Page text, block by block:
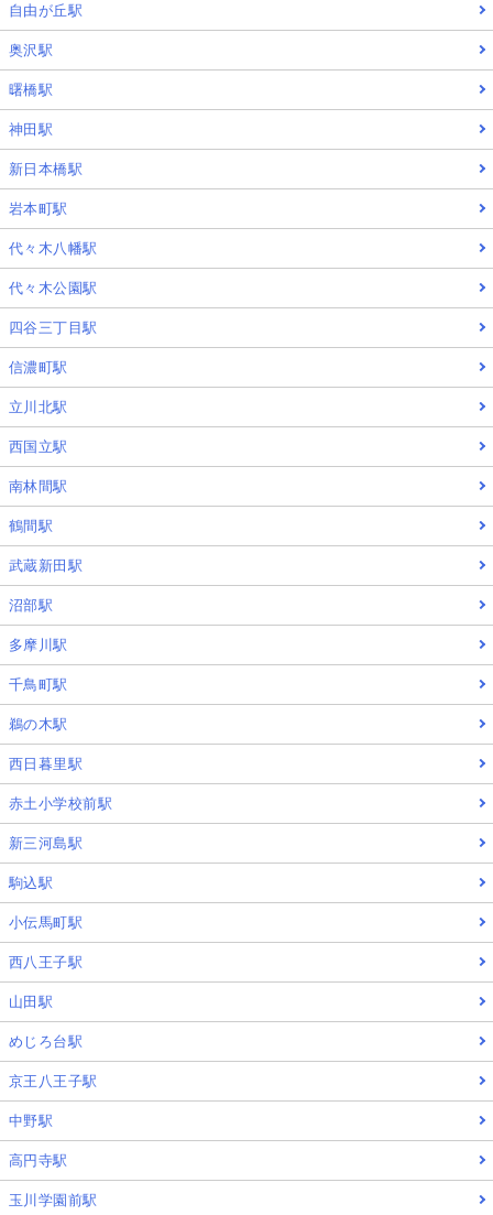
自由が丘駅
奥沢駅
曙橋駅
神田駅
新日本橋駅
岩本町駅
代々木八幡駅
代々木公園駅
四谷三丁目駅
信濃町駅
立川北駅
西国立駅
南林間駅
鶴間駅
武蔵新田駅
沼部駅
多摩川駅
千鳥町駅
鵜の木駅
西日暮里駅
赤土小学校前駅
新三河島駅
駒込駅
小伝馬町駅
西八王子駅
山田駅
めじろ台駅
京王八王子駅
中野駅
高円寺駅
玉川学園前駅